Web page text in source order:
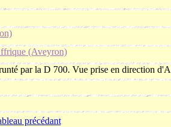
(Aveyron)
par la D 700. Vue prise en direction
précédant